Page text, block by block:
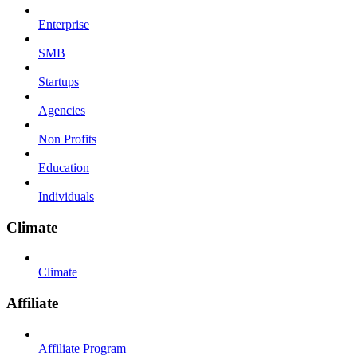
Enterprise
SMB
Startups
Agencies
Non Profits
Education
Individuals
Climate
Climate
Affiliate
Affiliate Program